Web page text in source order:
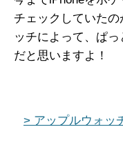
チェックしていた
ッチによって、ぱ
だと思いますよ！
> アップルウォッ